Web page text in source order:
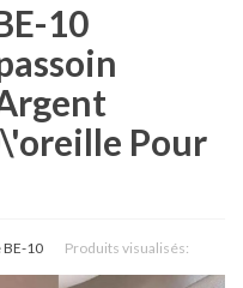
10
Pour
10 Produits visualisés: